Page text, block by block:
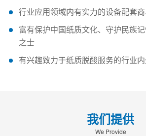
行业应用领域内有实力的设备配套
富有保护中国纸质文化、守护民族
之士
有兴趣致力于纸质脱酸服务的行业
我们提供
We Provide